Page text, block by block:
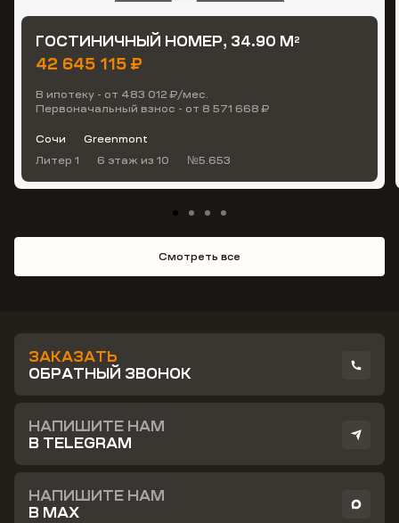
ГОСТИНИЧНЫЙ НОМЕР, 34.90 М2
42 645 115 ₽
В ипотеку - от 483 012 ₽/мес.
Первоначальный взнос - от 8 571 668 ₽
Сочи
Greenmont
Литер 1
6 этаж из 10 №5.653
Смотреть все
ЗАКАЗАТЬ
ОБРАТНЫЙ ЗВОНОК
НАПИШИТЕ НАМ
В TELEGRAM
НАПИШИТЕ НАМ
В MAX